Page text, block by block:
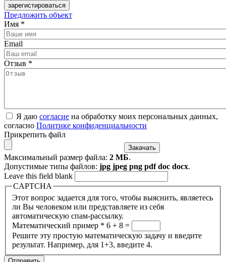
Предложить объект
Имя *
Email
Отзыв *
Я даю согласие на обработку моих персональных данных,
согласно Политике конфиденциальности
Прикрепить файл
Максимальный размер файла: 2 МБ.
Допустимые типы файлов: jpg jpeg png pdf doc docx.
Leave this field blank
CAPTCHA
Этот вопрос задается для того, чтобы выяснить, являетесь
ли Вы человеком или представляете из себя
автоматическую спам-рассылку.
Математический пример * 6 + 8 =
Решите эту простую математическую задачу и введите
результат. Например, для 1+3, введите 4.